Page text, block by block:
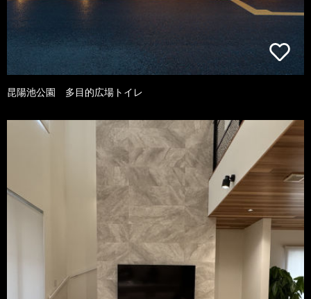
昆陽池公園 多目的広場トイレ